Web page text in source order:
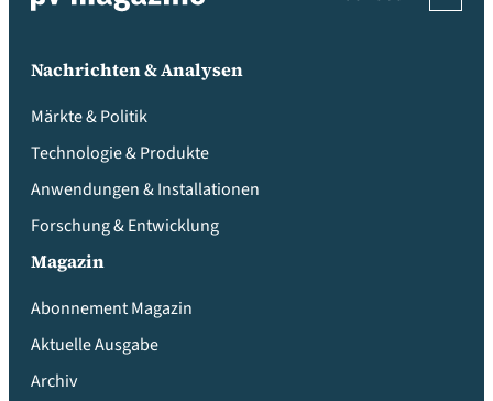
Nachrichten & Analysen
Märkte & Politik
Technologie & Produkte
Anwendungen & Installationen
Forschung & Entwicklung
Magazin
Abonnement Magazin
Aktuelle Ausgabe
Archiv